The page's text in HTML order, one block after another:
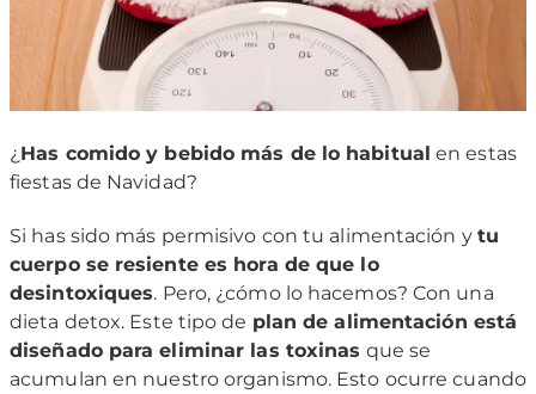
¿ Has comido y bebido más de lo habitual en estas
fiestas de Navidad?
Si has sido más permisivo con tu alimentación y tu
cuerpo se resiente es hora de que lo
desintoxiques. Pero, ¿cómo lo hacemos? Con una
dieta detox. Este tipo de plan de alimentación está
diseñado para eliminar las toxinas que se
acumulan en nuestro organismo. Esto ocurre cuando